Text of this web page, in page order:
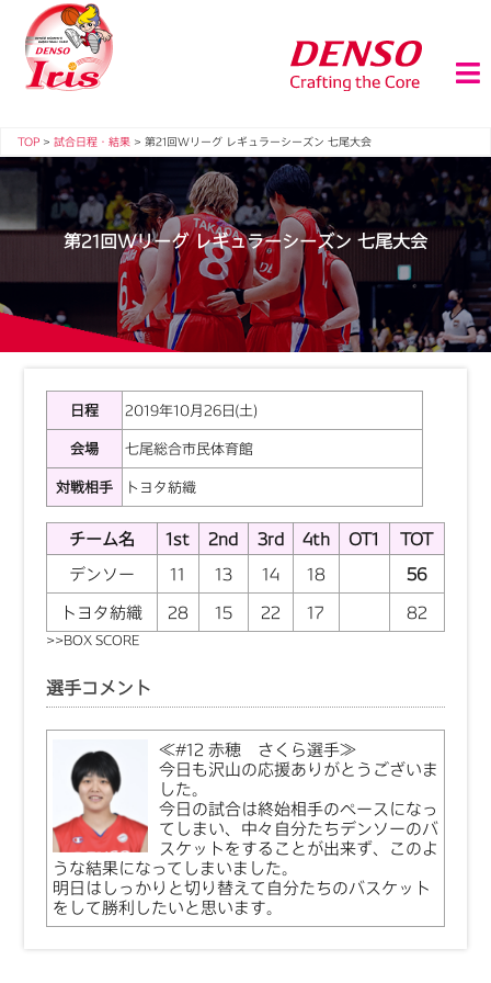
TOP > 試合日程・結果 > 第21回Wリーグ レギュラーシーズン 七尾大会
第21回Wリーグ レギュラーシーズン 七尾大会
日程
2019年10月26日(土)
会場
七尾総合市民体育館
対戦相手
トヨタ紡織
チーム名 1st 2nd 3rd 4th OT1
TOT
デンソー
11 13 14 18
56
トヨタ紡織
28 15 22 17 82
>>BOX SCORE
選手コメント
≪#12 赤穂 さくら選手≫
今日も沢山の応援ありがとうございま
した。
今日の試合は終始相手のペースになっ
てしまい、中々自分たちデンソーのバ
スケットをすることが出来ず、このよ
うな結果になってしまいました。
明日はしっかりと切り替えて自分たちのバスケット
をして勝利したいと思います。